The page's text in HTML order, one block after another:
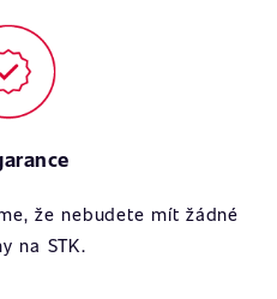
že nebudete mít žádné
na STK.